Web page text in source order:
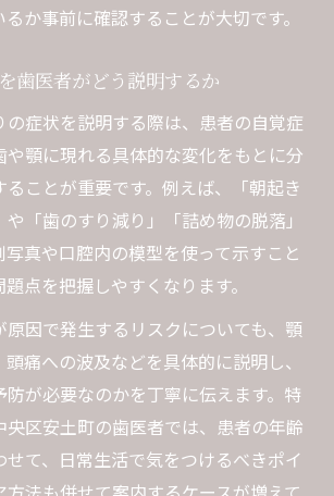
か事前に確認することが大切です。
歯医者がどう説明するか
の症状を説明する際は、患者の自覚症
や顎に現れる具体的な変化をもとに分
ることが重要です。例えば、「朝起き
「歯のすり減り」「詰め物の脱落」
真や口腔内の模型を使って示すこと
点を把握しやすくなります。
原因で発生するリスクについても、顎
痛への波及などを具体的に説明し、
が必要なのかを丁寧に伝えます。特
央区安土町の歯医者では、患者の年齢
て、日常生活で気をつけるべきポイ